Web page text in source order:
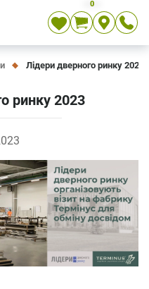
0
Лідери дверного ринку 2023
ринку 2023